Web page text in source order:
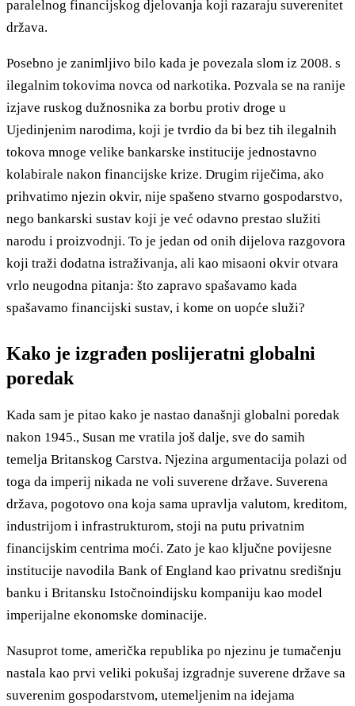
paralelnog financijskog djelovanja koji razaraju suverenitet
država.
Posebno je zanimljivo bilo kada je povezala slom iz 2008. s
ilegalnim tokovima novca od narkotika. Pozvala se na ranije
izjave ruskog dužnosnika za borbu protiv droge u
Ujedinjenim narodima, koji je tvrdio da bi bez tih ilegalnih
tokova mnoge velike bankarske institucije jednostavno
kolabirale nakon financijske krize. Drugim riječima, ako
prihvatimo njezin okvir, nije spašeno stvarno gospodarstvo,
nego bankarski sustav koji je već odavno prestao služiti
narodu i proizvodnji. To je jedan od onih dijelova razgovora
koji traži dodatna istraživanja, ali kao misaoni okvir otvara
vrlo neugodna pitanja: što zapravo spašavamo kada
spašavamo financijski sustav, i kome on uopće služi?
Kako je izgrađen poslijeratni globalni
poredak
Kada sam je pitao kako je nastao današnji globalni poredak
nakon 1945., Susan me vratila još dalje, sve do samih
temelja Britanskog Carstva. Njezina argumentacija polazi od
toga da imperij nikada ne voli suverene države. Suverena
država, pogotovo ona koja sama upravlja valutom, kreditom,
industrijom i infrastrukturom, stoji na putu privatnim
financijskim centrima moći. Zato je kao ključne povijesne
institucije navodila Bank of England kao privatnu središnju
banku i Britansku Istočnoindijsku kompaniju kao model
imperijalne ekonomske dominacije.
Nasuprot tome, američka republika po njezinu je tumačenju
nastala kao prvi veliki pokušaj izgradnje suverene države sa
suverenim gospodarstvom, utemeljenim na idejama